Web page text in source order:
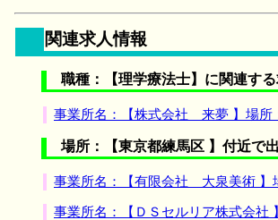
関連求人情報
職種：【理学療法士】に関連す
事業所名：【株式会社 来夢 】場所
場所：【東京都練馬区 】付近で
事業所名：【有限会社 大泉美術 】
事業所名：【ＤＳセルリア株式会社